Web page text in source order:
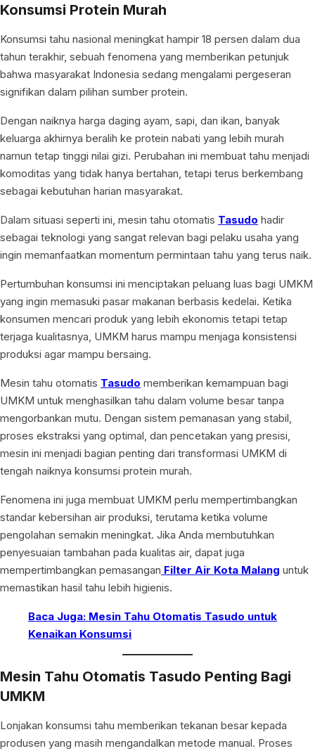
Konsumsi Protein Murah
Konsumsi tahu nasional meningkat hampir 18 persen dalam dua
tahun terakhir, sebuah fenomena yang memberikan petunjuk
bahwa masyarakat Indonesia sedang mengalami pergeseran
signifikan dalam pilihan sumber protein.
Dengan naiknya harga daging ayam, sapi, dan ikan, banyak
keluarga akhirnya beralih ke protein nabati yang lebih murah
namun tetap tinggi nilai gizi. Perubahan ini membuat tahu menjadi
komoditas yang tidak hanya bertahan, tetapi terus berkembang
sebagai kebutuhan harian masyarakat.
Dalam situasi seperti ini, mesin tahu otomatis Tasudo hadir
sebagai teknologi yang sangat relevan bagi pelaku usaha yang
ingin memanfaatkan momentum permintaan tahu yang terus naik.
Pertumbuhan konsumsi ini menciptakan peluang luas bagi UMKM
yang ingin memasuki pasar makanan berbasis kedelai. Ketika
konsumen mencari produk yang lebih ekonomis tetapi tetap
terjaga kualitasnya, UMKM harus mampu menjaga konsistensi
produksi agar mampu bersaing.
Mesin tahu otomatis Tasudo memberikan kemampuan bagi
UMKM untuk menghasilkan tahu dalam volume besar tanpa
mengorbankan mutu. Dengan sistem pemanasan yang stabil,
proses ekstraksi yang optimal, dan pencetakan yang presisi,
mesin ini menjadi bagian penting dari transformasi UMKM di
tengah naiknya konsumsi protein murah.
Fenomena ini juga membuat UMKM perlu mempertimbangkan
standar kebersihan air produksi, terutama ketika volume
pengolahan semakin meningkat. Jika Anda membutuhkan
penyesuaian tambahan pada kualitas air, dapat juga
mempertimbangkan pemasangan Filter Air Kota Malang untuk
memastikan hasil tahu lebih higienis.
Baca Juga: Mesin Tahu Otomatis Tasudo untuk
Kenaikan Konsumsi
Mesin Tahu Otomatis Tasudo Penting Bagi
UMKM
Lonjakan konsumsi tahu memberikan tekanan besar kepada
produsen yang masih mengandalkan metode manual. Proses